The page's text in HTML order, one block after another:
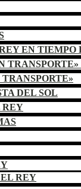
EN TIEMPO
DEL SOL
REY
REY